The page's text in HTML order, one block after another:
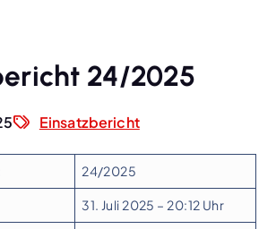
24/2025
Einsatzbericht
24/2025
31. Juli 2025 – 20:12 Uhr